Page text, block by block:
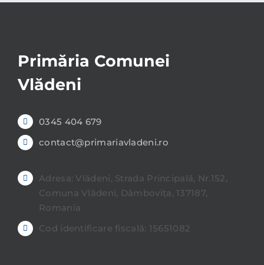
Primăria Comunei
Vlădeni
0345 404 679
contact@primariavladeni.ro
Adresa: Vlădeni, Strada Principală, Nr.152,
Comuna Vlădeni, Dâmbovița, 137187,
Romania
Cod identificare fiscală: 15651082